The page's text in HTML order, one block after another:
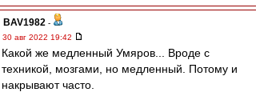
BAV1982 -
30 авг 2022 19:42
Какой же медленный Умяров... Вроде с
техникой, мозгами, но медленный. Потому и
накрывают часто.